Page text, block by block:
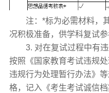
注：*标为必需材料，其
况积极准备，供学科复试参
3. 对在复试过程中有违
按照《国家教育考试违规
违规行为处理暂行办法》
格，记入《考生考试诚信